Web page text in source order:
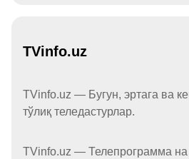
TVinfo.uz
TVinfo.uz — Бугун, эртага ва
тўлиқ теледастурлар.
TVinfo.uz — Телепрограмма на